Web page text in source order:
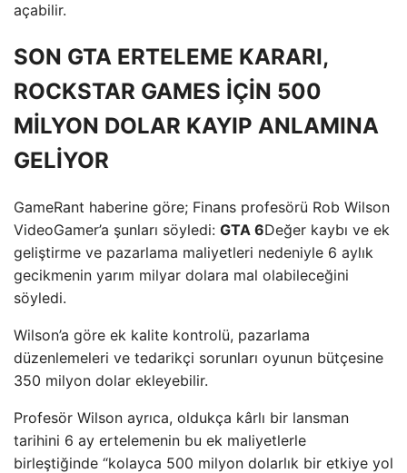
açabilir.
SON GTA ERTELEME KARARI,
ROCKSTAR GAMES İÇİN 500
MİLYON DOLAR KAYIP ANLAMINA
GELİYOR
GameRant haberine göre; Finans profesörü Rob Wilson
VideoGamer’a şunları söyledi: GTA 6Değer kaybı ve ek
geliştirme ve pazarlama maliyetleri nedeniyle 6 aylık
gecikmenin yarım milyar dolara mal olabileceğini
söyledi.
Wilson’a göre ek kalite kontrolü, pazarlama
düzenlemeleri ve tedarikçi sorunları oyunun bütçesine
350 milyon dolar ekleyebilir.
Profesör Wilson ayrıca, oldukça kârlı bir lansman
tarihini 6 ay ertelemenin bu ek maliyetlerle
birleştiğinde “kolayca 500 milyon dolarlık bir etkiye yol